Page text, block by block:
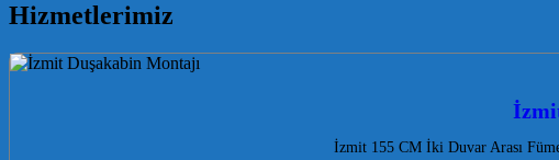
Hizmetlerimiz
İzmit 155 CM İki Duvar Arası